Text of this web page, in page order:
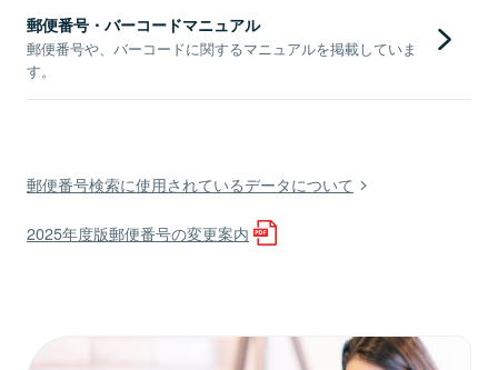
郵便番号・バーコードマニュアル
郵便番号や、バーコードに関するマニュアルを掲載していま
す。
郵便番号検索に使用されているデータについて
2025年度版郵便番号の変更案内